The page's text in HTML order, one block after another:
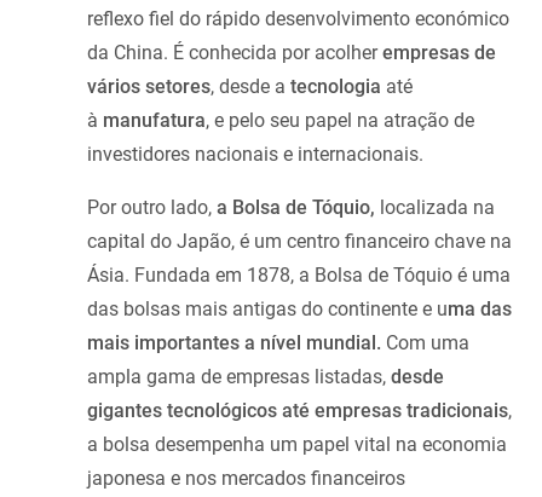
reflexo fiel do rápido desenvolvimento económico
da China. É conhecida por acolherempresas de
vários setores, desde a tecnologia até
à manufatura, e pelo seu papel na atração de
investidores nacionais e internacionais.
Por outro lado, a Bolsa de Tóquio, localizada na
capital do Japão, é um centro financeiro chave na
Ásia. Fundada em 1878, a Bolsa de Tóquio é uma
das bolsas mais antigas do continente e uma das
mais importantes a nível mundial. Com uma
ampla gama de empresas listadas, desde
gigantes tecnológicos até empresas tradicionais,
a bolsa desempenha um papel vital na economia
japonesa e nos mercados financeiros